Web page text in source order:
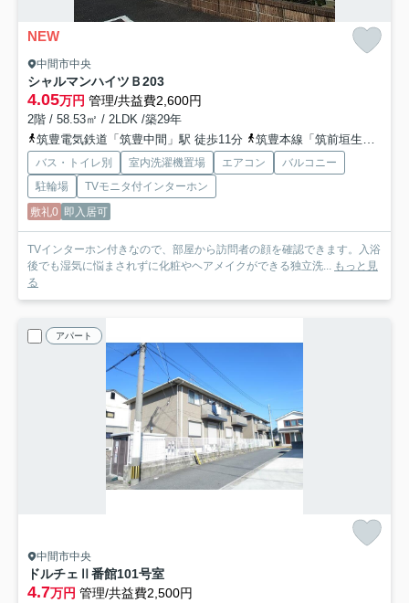
NEW
中間市中央
シャルマンハイツＢ203
4.05万円 管理/共益費2,600円
2階 / 58.53㎡ / 2LDK /築29年
筑豊電気鉄道「筑豊中間」駅 徒歩11分
筑豊本線「筑前垣生」駅 徒歩19分
バス・トイレ別 室内洗濯機置場 エアコン
バルコニー
駐輪場
TVモニタ付インターホン
敷礼0 即入居可
TVインターホン付きなので、部屋から訪問者の顔を確認できます。入浴
後でも湿気に悩まされずに化粧やヘアメイクができる独立洗... もっと見
る
アパート
中間市中央
ドルチェⅡ番館101号室
4.7万円 管理/共益費2,500円